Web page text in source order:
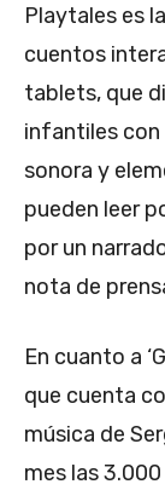
Playtales es
cuentos
tablets, que
infantiles con
sonora y
pueden leer
por un
nota de
En cuanto a
que cuenta
música de
mes las